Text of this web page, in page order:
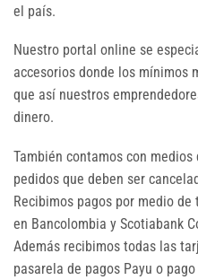
el país.
Nuestro portal online se
accesorios donde los mínimos
que así nuestros
dinero.
También contamos con
pedidos que deben ser
Recibimos pagos por medio
en Bancolombia y Scotiabank
Además recibimos todas las
pasarela de pagos Payu o